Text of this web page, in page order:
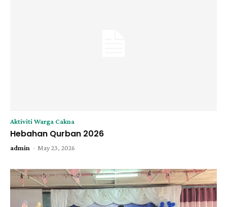
Aktiviti Warga Cakna
Hebahan Qurban 2026
admin - May 23, 2026